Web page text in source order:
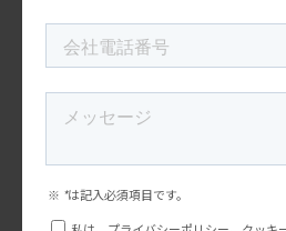
インフラやプラットフォーム・
ドから、デザインを元にしたフ
して開発します。開発後はチェ
なパターンの動作確認やブラウ
必要に応じて、脆弱性診断や負
行います。